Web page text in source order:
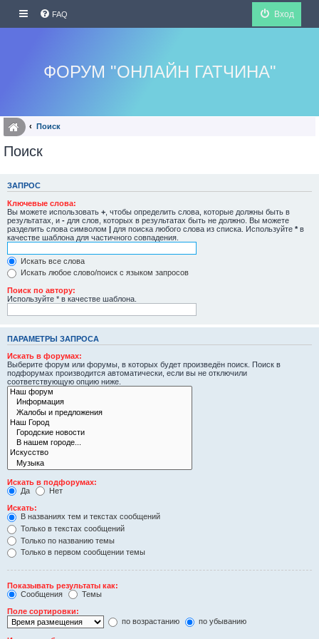
FAQ Вход
ФОРУМ "ОНЛАЙН ГАТЧИНА"
Поиск
Поиск
ЗАПРОС
Ключевые слова:
Вы можете использовать + , чтобы определить слова, которые должны быть в
результатах, и - для слов, которых в результатах быть не должно. Вы можете
разделить слова символом | для поиска любого слова из списка. Используйте * в
качестве шаблона для частичного совпадения.
Искать все слова
Искать любое слово/поиск с языком запросов
Поиск по автору:
Используйте * в качестве шаблона.
ПАРАМЕТРЫ ЗАПРОСА
Искать в форумах:
Выберите форум или форумы, в которых будет произведён поиск. Поиск в
подфорумах производится автоматически, если вы не отключили
соответствующую опцию ниже.
Искать в подфорумах:
Да
Нет
Искать:
В названиях тем и текстах сообщений
Только в текстах сообщений
Только по названию темы
Только в первом сообщении темы
Показывать результаты как:
Сообщения
Темы
Поле сортировки:
по возрастанию
по убыванию